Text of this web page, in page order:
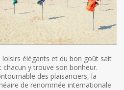
loisirs élégants et du bon goût sait
chacun y trouve son bonheur.
des plaisanciers, la
de renommée internationale